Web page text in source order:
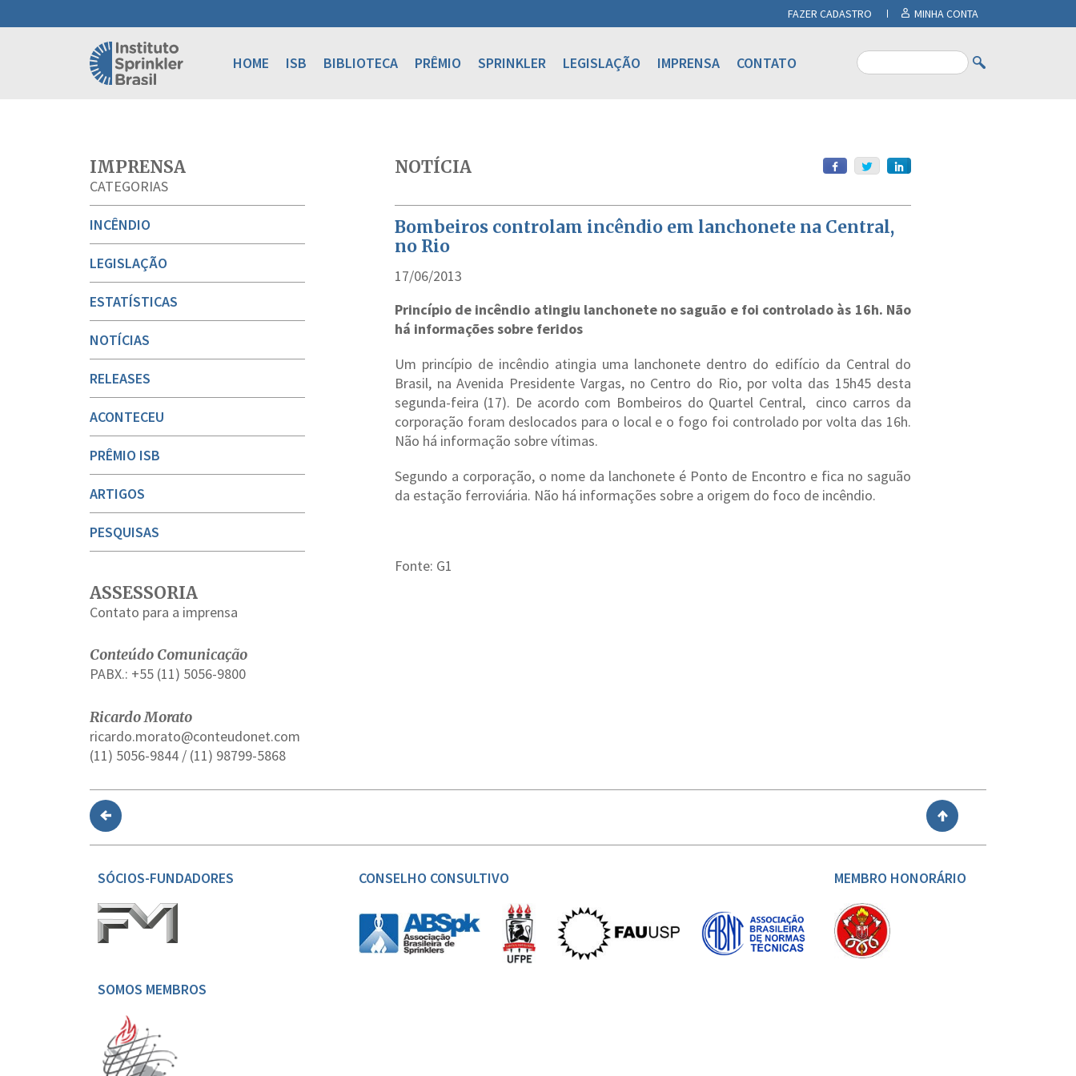
FAZER CADASTRO MINHA CONTA
HOME ISB BIBLIOTECA PRÊMIO SPRINKLER LEGISLAÇÃO IMPRENSA CONTATO
IMPRENSA
CATEGORIAS
INCÊNDIO
LEGISLAÇÃO
ESTATÍSTICAS
NOTÍCIAS
RELEASES
ACONTECEU
PRÊMIO ISB
ARTIGOS
PESQUISAS
ASSESSORIA
Contato para a imprensa
Conteúdo Comunicação
PABX.: +55 (11) 5056-9800
Ricardo Morato
ricardo.morato@conteudonet.com
(11) 5056-9844 / (11) 98799-5868
NOTÍCIA
Bombeiros controlam incêndio em lanchonete na Central,
no Rio
17/06/2013
Princípio de incêndio atingiu lanchonete no saguão e foi controlado às 16h. Não
há informações sobre feridos
Um princípio de incêndio atingia uma lanchonete dentro do edifício da Central do
Brasil, na Avenida Presidente Vargas, no Centro do Rio, por volta das 15h45 desta
segunda-feira (17). De acordo com Bombeiros do Quartel Central, cinco carros da
corporação foram deslocados para o local e o fogo foi controlado por volta das 16h.
Não há informação sobre vítimas.
Segundo a corporação, o nome da lanchonete é Ponto de Encontro e fica no saguão
da estação ferroviária. Não há informações sobre a origem do foco de incêndio.
Fonte: G1
SÓCIOS-FUNDADORES CONSELHO CONSULTIVO MEMBRO HONORÁRIO
SOMOS MEMBROS